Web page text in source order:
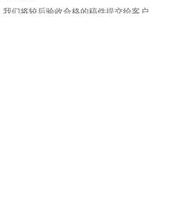
我们将较后验收合格的稿件提交给客户。